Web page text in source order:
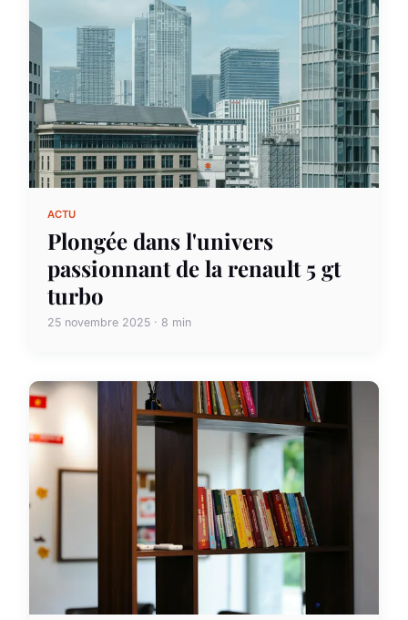
ACTU
Plongée dans l'univers
passionnant de la renault 5 gt
turbo
25 novembre 2025 · 8 min